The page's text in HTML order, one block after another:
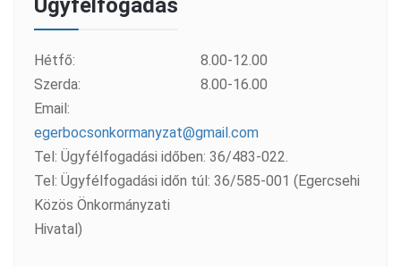
Ügyfélfogadás
Hétfő:
8.00-12.00
Szerda:
8.00-16.00
Email:
egerbocsonkormanyzat@gmail.com
Tel: Ügyfélfogadási időben: 36/483-022.
Tel: Ügyfélfogadási időn túl: 36/585-001 (Egercsehi
Közös Önkormányzati
Hivatal)